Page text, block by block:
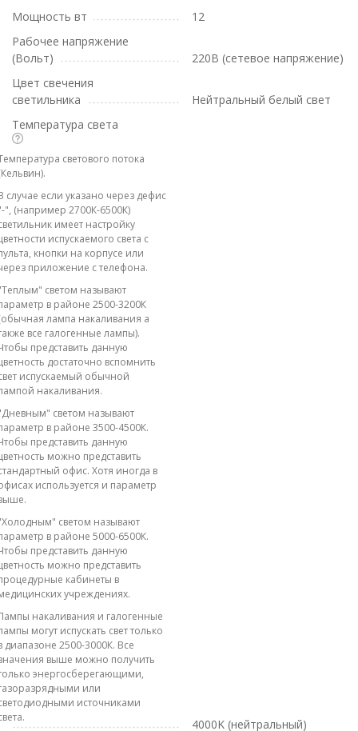
Мощность вт
12
Рабочее напряжение
(Вольт)
220В (сетевое напряжение)
Цвет свечения
светильника
Нейтральный белый свет
Температура света
светового потока
случае если указано через дефис
", (например 2700К-6500К)
имеет настройку
испускаемого света с
кнопки на корпусе или
приложение с телефона.
светом называют
в районе 2500-3200К
лампа накаливания а
все галогенные лампы).
представить данную
достаточно вспомнить
испускаемый обычной
накаливания.
светом называют
в районе 3500-4500К.
представить данную
можно представить
офис. Хотя иногда в
используется и параметр
светом называют
в районе 5000-6500К.
представить данную
можно представить
кабинеты в
учреждениях.
накаливания и галогенные
могут испускать свет только
диапазоне 2500-3000К. Все
выше можно получить
энергосберегающими,
или
источниками
4000K (нейтральный)